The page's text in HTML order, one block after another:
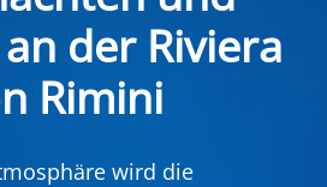
der Riviera
Rimini
wird die